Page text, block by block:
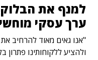
למנף את
ערך עסקי מוחשי
"אנו גאים מאוד להרחיב את
ולהציע ללקוחותינו פתרון